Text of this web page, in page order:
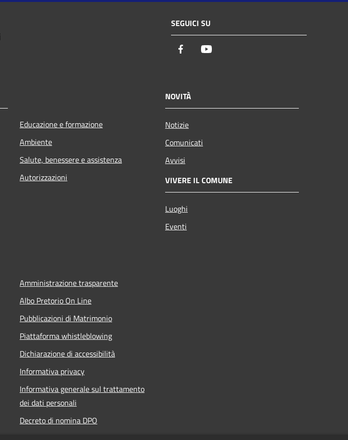
SEGUICI SU
Facebook
Educazione e formazione
Ambiente
Salute, benessere e assistenza
Autorizzazioni
NOVITÀ
Notizie
Comunicati
Avvisi
VIVERE IL COMUNE
Luoghi
Eventi
Amministrazione trasparente
Albo Pretorio On Line
Pubblicazioni di Matrimonio
Piattaforma whistleblowing
Dichiarazione di accessibilità
Informativa privacy
Informativa generale sul trattamento
dei dati personali
Decreto di nomina DPO